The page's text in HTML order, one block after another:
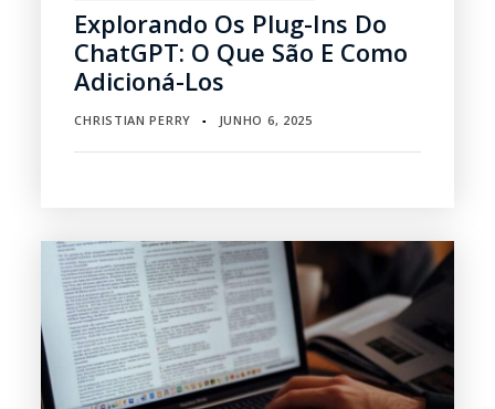
Explorando Os Plug-Ins Do
ChatGPT: O Que São E Como
Adicioná-Los
CHRISTIAN PERRY ▪ JUNHO 6, 2025